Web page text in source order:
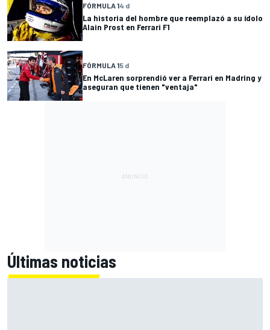
FÓRMULA 14 d
La historia del hombre que reemplazó a su ídolo
Alain Prost en Ferrari F1
FÓRMULA 15 d
En McLaren sorprendió ver a Ferrari en Madring y
aseguran que tienen "ventaja"
Últimas noticias